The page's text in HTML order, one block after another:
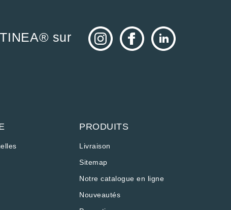
sur
PRODUITS
Livraison
Sitemap
Notre catalogue en ligne
Nouveautés